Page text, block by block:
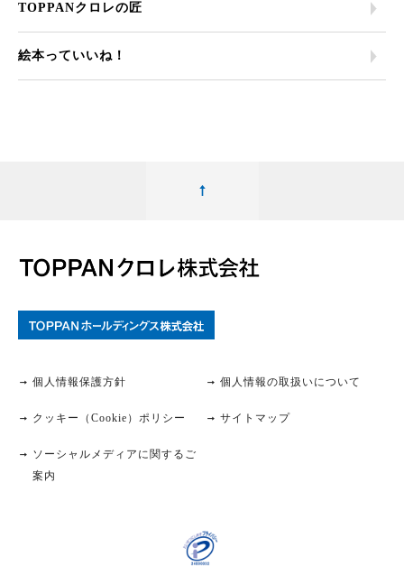
TOPPANクロレの匠
絵本っていいね！
個人情報保護方針 個人情報の取扱いについて
クッキー（Cookie）ポリシー サイトマップ
ソーシャルメディアに関するご
案内